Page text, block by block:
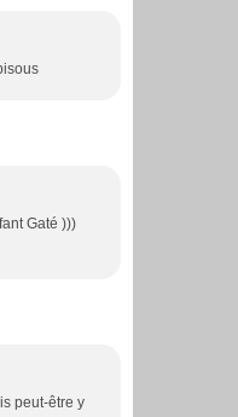
Gaté )))
peut-être y